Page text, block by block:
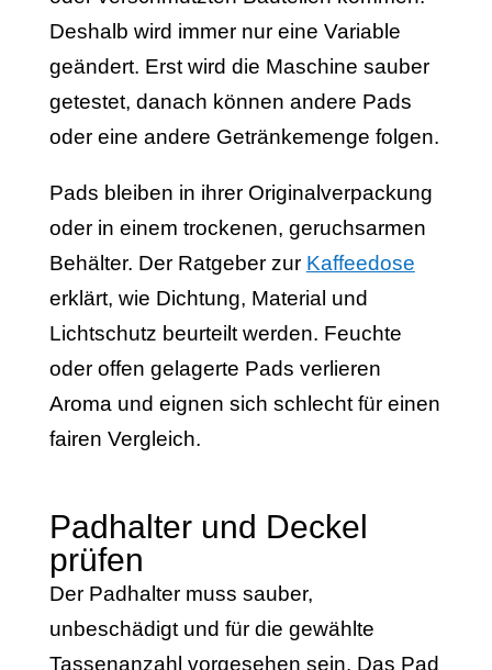
Deshalb wird immer nur eine Variable
geändert. Erst wird die Maschine sauber
getestet, danach können andere Pads
oder eine andere Getränkemenge folgen.
Pads bleiben in ihrer Originalverpackung
oder in einem trockenen, geruchsarmen
Behälter. Der Ratgeber zur Kaffeedose
erklärt, wie Dichtung, Material und
Lichtschutz beurteilt werden. Feuchte
oder offen gelagerte Pads verlieren
Aroma und eignen sich schlecht für einen
fairen Vergleich.
Padhalter und Deckel
prüfen
Der Padhalter muss sauber,
unbeschädigt und für die gewählte
Tassenanzahl vorgesehen sein. Das Pad